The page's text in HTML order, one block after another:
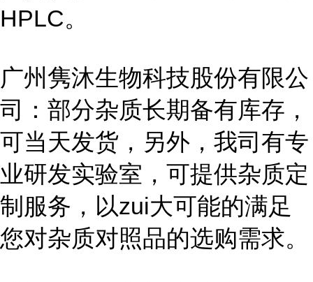
HPLC。
广州隽沐生物科技股份有限公
司：部分杂质长期备有库存，
可当天发货，另外，我司有专
业研发实验室，可提供杂质定
制服务，以zui大可能的满足
您对杂质对照品的选购需求。